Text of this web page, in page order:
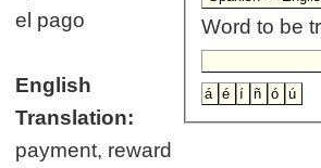
Word to be
el pago
English
Translation:
payment, reward